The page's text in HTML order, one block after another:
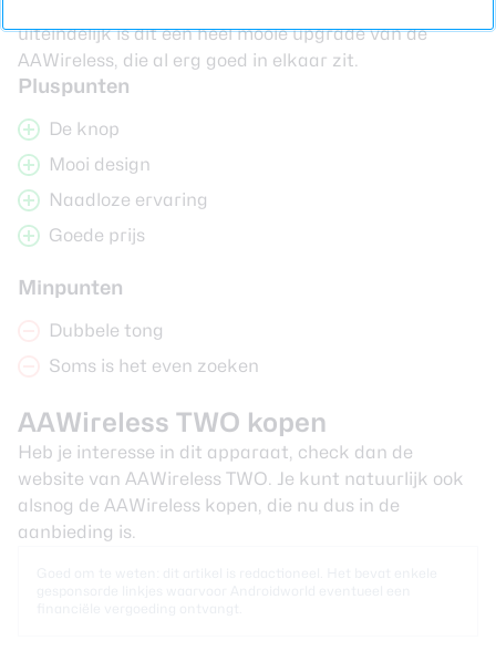
uiteindelijk is dit een heel mooie upgrade van de
AAWireless, die al erg goed in elkaar zit.
Pluspunten
De knop
Mooi design
Naadloze ervaring
Goede prijs
Minpunten
Dubbele tong
Soms is het even zoeken
AAWireless TWO kopen
Heb je interesse in dit apparaat, check dan de
website van AAWireless TWO. Je kunt natuurlijk ook
alsnog de AAWireless kopen, die nu dus in de
aanbieding is.